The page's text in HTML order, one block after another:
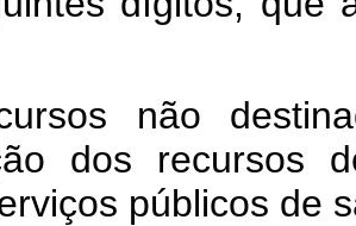
não
dos recursos
públicos de